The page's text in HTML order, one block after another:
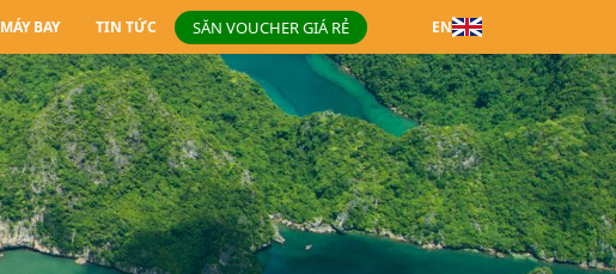
BAY TIN TỨC SĂN VOUCHER GIÁ RẺ EN